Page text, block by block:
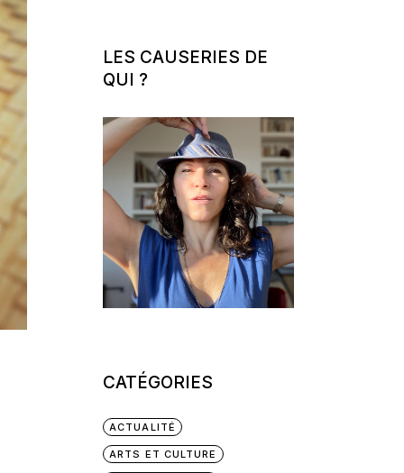
LES CAUSERIES DE
QUI ?
CATÉGORIES
ACTUALITÉ
ARTS ET CULTURE